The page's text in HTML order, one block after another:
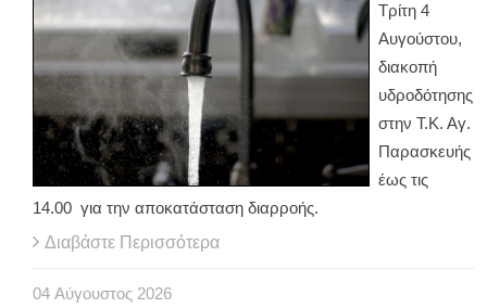
Τρίτη 4
Αυγούστου,
διακοπή
υδροδότησης
στην Τ.Κ. Αγ.
Παρασκευής
έως τις
14.00 για την αποκατάσταση διαρροής.
Διαβάστε Περισσότερα
04 Αύγουστος 2026